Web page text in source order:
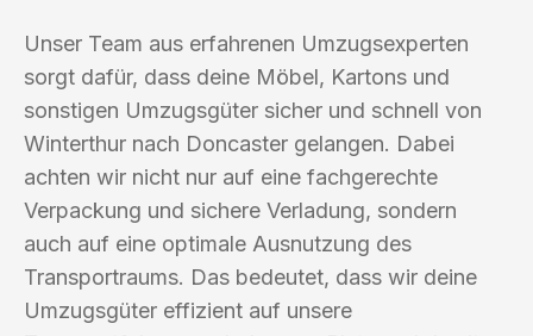
Unser Team aus erfahrenen Umzugsexperten
sorgt dafür, dass deine Möbel, Kartons und
sonstigen Umzugsgüter sicher und schnell von
Winterthur nach Doncaster gelangen. Dabei
achten wir nicht nur auf eine fachgerechte
Verpackung und sichere Verladung, sondern
auch auf eine optimale Ausnutzung des
Transportraums. Das bedeutet, dass wir deine
Umzugsgüter effizient auf unsere